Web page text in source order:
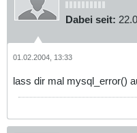
Dabei seit:
01.02.2004, 13:33
lass dir mal mysql_error()